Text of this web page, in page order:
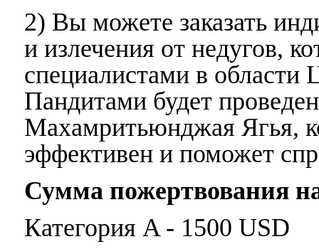
2) Вы можете заказать
и излечения от недугов,
специалистами в области
Пандитами будет
Махамритьюнджая Ягья,
эффективен и поможет
Сумма пожертвования
Категория A - 1500 USD